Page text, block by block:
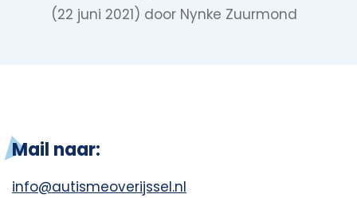
(22 juni 2021) door Nynke Zuurmond
Mail naar:
info@autismeoverijssel.nl